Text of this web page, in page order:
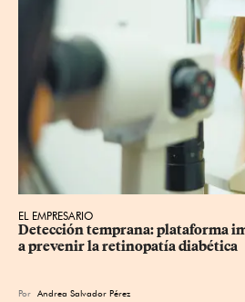
EL EMPRESARIO
Detección temprana: plataforma
a prevenir la retinopatía diabética
Por Andrea Salvador Pérez